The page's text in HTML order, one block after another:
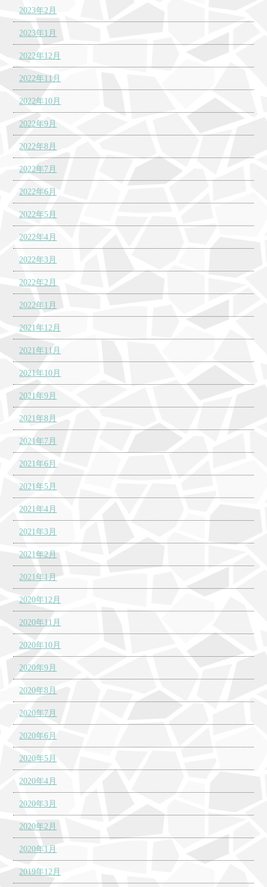
2023年2月
2023年1月
2022年12月
2022年11月
2022年10月
2022年9月
2022年8月
2022年7月
2022年6月
2022年5月
2022年4月
2022年3月
2022年2月
2022年1月
2021年12月
2021年11月
2021年10月
2021年9月
2021年8月
2021年7月
2021年6月
2021年5月
2021年4月
2021年3月
2021年2月
2021年1月
2020年12月
2020年11月
2020年10月
2020年9月
2020年8月
2020年7月
2020年6月
2020年5月
2020年4月
2020年3月
2020年2月
2020年1月
2019年12月